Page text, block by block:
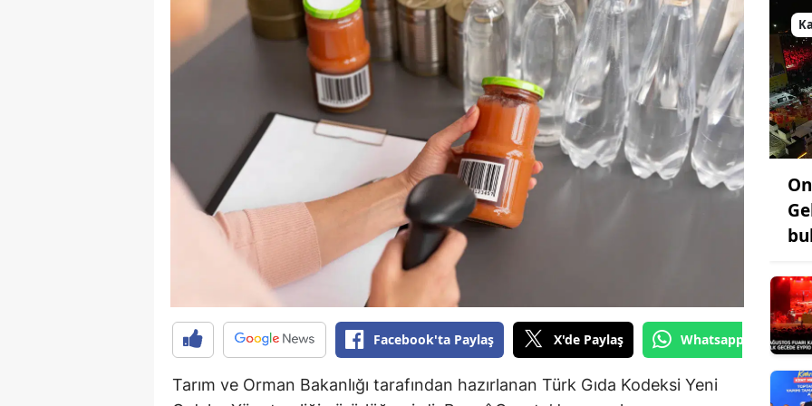
Bilecik
Bingöl
Bitlis
Bolu
Burdur
Denizli
Diyarbakır
Facebook'ta Paylaş X'de Paylaş Whatsapp'tan
Tarım ve Orman Bakanlığı tarafından hazırlanan Türk Gıda Kodeksi Yeni